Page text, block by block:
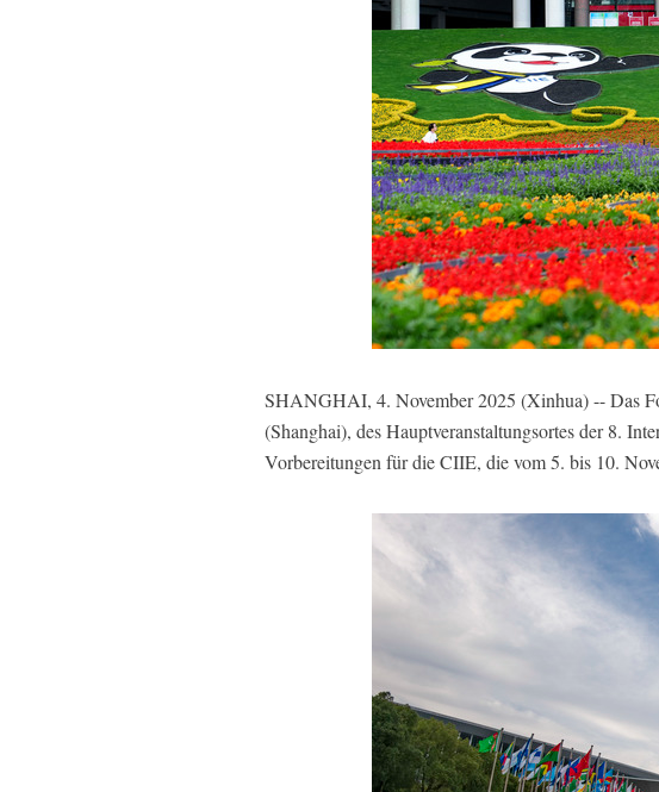
SHANGHAI, 4. November 2025 (Xinhua) -- Das
(Shanghai), des Hauptveranstaltungsortes der 8.
Vorbereitungen für die CIIE, die vom 5. bis 10.